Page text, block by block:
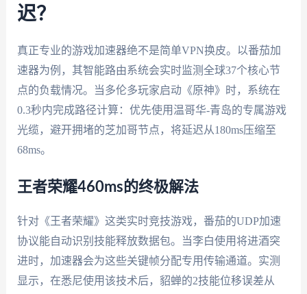
迟？
真正专业的游戏加速器绝不是简单VPN换皮。以番茄加
速器为例，其智能路由系统会实时监测全球37个核心节
点的负载情况。当多伦多玩家启动《原神》时，系统在
0.3秒内完成路径计算：优先使用温哥华-青岛的专属游戏
光缆，避开拥堵的芝加哥节点，将延迟从180ms压缩至
68ms。
王者荣耀460ms的终极解法
针对《王者荣耀》这类实时竞技游戏，番茄的UDP加速
协议能自动识别技能释放数据包。当李白使用将进酒突
进时，加速器会为这些关键帧分配专用传输通道。实测
显示，在悉尼使用该技术后，貂蝉的2技能位移误差从